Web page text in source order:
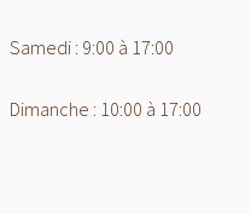
Samedi : 9:00 à 17:00
Dimanche : 10:00 à 17:00